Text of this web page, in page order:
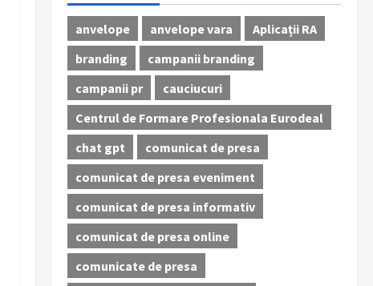
anvelope anvelope vara
Aplicații RA
branding
campanii branding
campanii pr
cauciucuri
Centrul de Formare Profesionala Eurodeal
chat gpt
comunicat de presa
comunicat de presa eveniment
comunicat de presa informativ
comunicat de presa online
comunicate de presa